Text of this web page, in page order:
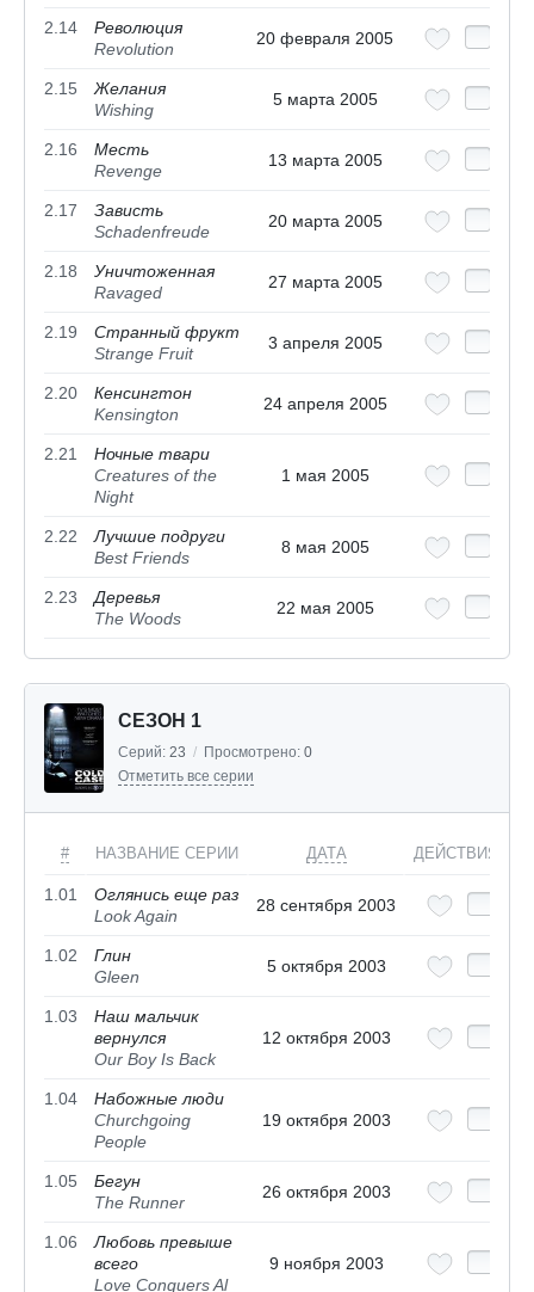
2.14
Революция
Revolution
20 февраля 2005
2.15
Желания
Wishing
5 марта 2005
2.16
Месть
Revenge
13 марта 2005
2.17
Зависть
Schadenfreude
20 марта 2005
2.18
Уничтоженная
Ravaged
27 марта 2005
2.19
Странный фрукт
Strange Fruit
3 апреля 2005
2.20
Кенсингтон
Kensington
24 апреля 2005
2.21
Ночные твари
Creatures of the
Night
1 мая 2005
2.22
Лучшие подруги
Best Friends
8 мая 2005
2.23
Деревья
The Woods
22 мая 2005
СЕЗОН 1
Серий: 23 / Просмотрено: 0
Отметить все серии
# НАЗВАНИЕ СЕРИИ ДАТА ДЕЙСТВИЯ
1.01
Оглянись еще раз
Look Again
28 сентября 2003
1.02
Глин
Gleen
5 октября 2003
1.03
Наш мальчик
вернулся
Our Boy Is Back
12 октября 2003
1.04
Набожные люди
Churchgoing
People
19 октября 2003
1.05
Бегун
The Runner
26 октября 2003
1.06
Любовь превыше
всего
Love Conquers Al
9 ноября 2003